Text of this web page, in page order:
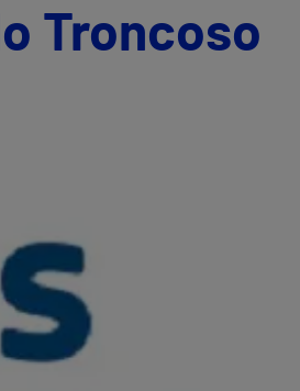
Troncoso